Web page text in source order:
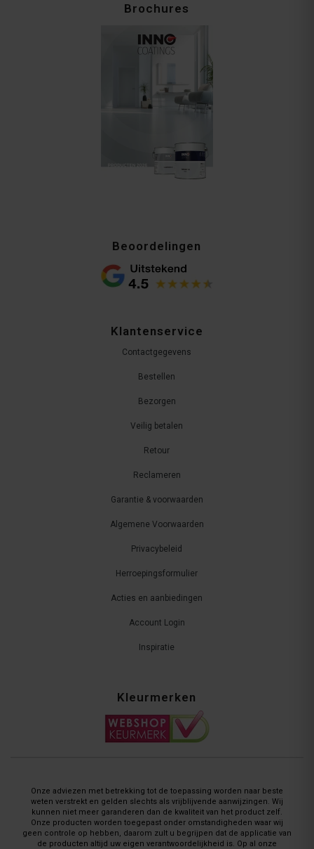
Brochures
Beoordelingen
Klantenservice
Contactgegevens
Bestellen
Bezorgen
Veilig betalen
Retour
Reclameren
Garantie & voorwaarden
Algemene Voorwaarden
Privacybeleid
Herroepingsformulier
Acties en aanbiedingen
Account Login
Inspiratie
Kleurmerken
Onze adviezen met betrekking tot de toepassing worden naar beste
weten verstrekt en gelden slechts als vrijblijvende aanwijzingen. Wij
kunnen niet meer garanderen dan de kwaliteit van het product zelf.
Onze producten worden toegepast onder omstandigheden waar wij
geen controle op hebben, daarom zult u begrijpen dat de applicatie van
de producten altijd uw eigen verantwoordelijkheid is. Op al onze